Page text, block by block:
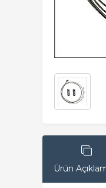
Ürün